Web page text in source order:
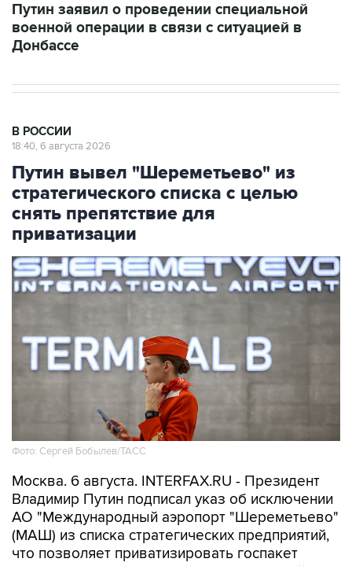
Путин заявил о проведении специальной
военной операции в связи с ситуацией в
Донбассе
В РОССИИ
18:40, 6 августа 2026
Путин вывел "Шереметьево" из
стратегического списка с целью
снять препятствие для
приватизации
Фото: Сергей Бобылев/ТАСС
Москва. 6 августа. INTERFAX.RU - Президент
Владимир Путин подписал указ об исключении
АО "Международный аэропорт "Шереметьево"
(МАШ) из списка стратегических предприятий,
что позволяет приватизировать госпакет